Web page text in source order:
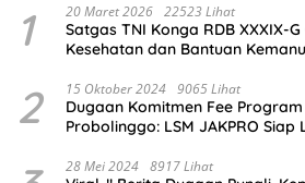
1 20 Maret 2026 22523 Lihat
Satgas TNI Konga RDB XXXIX-
Kesehatan dan Bantuan
2 15 Oktober 2024 9065 Lihat
Dugaan Komitmen Fee Program
Probolinggo: LSM JAKPRO
28 Mei 2024 8917 Lihat